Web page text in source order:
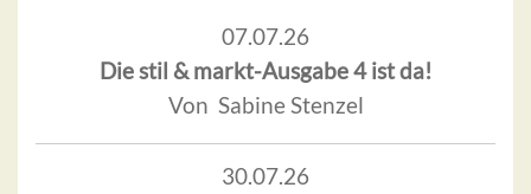
07.07.26
Die stil & markt-Ausgabe 4 ist da!
Von Sabine Stenzel
30.07.26